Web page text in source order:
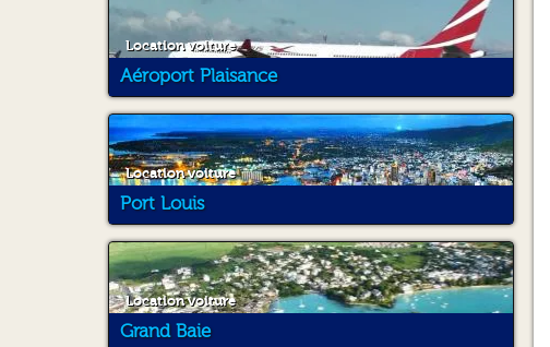
Location voiture
Aéroport Plaisance
Location voiture
Port Louis
Location voiture
Grand Baie